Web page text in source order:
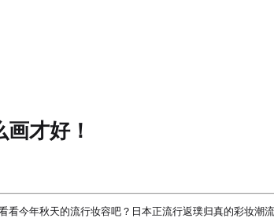
才好！
看今年秋天的流行妆容吧？日本正流行返璞归真的彩妆